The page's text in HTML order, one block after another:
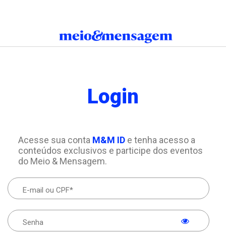
Login
Acesse sua conta M&M IDe tenha acesso a
conteúdos exclusivos e participe dos eventos
do Meio & Mensagem.